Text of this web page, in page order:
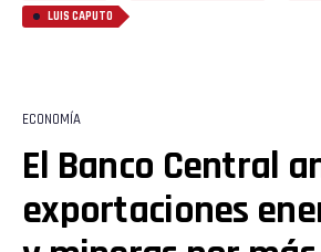
LUIS CAPUTO
ECONOMÍA
El Banco Central
exportaciones